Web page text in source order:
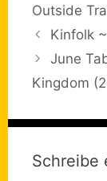
Outside
Kinfolk
June
Kingdom
Schreibe